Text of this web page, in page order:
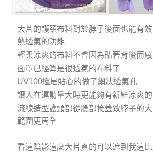
大片的護頸布料對於脖子後面也能有
熱透氣的功能
輕柔涼爽的布料不會因為貼著背後而
面罩已經算是很透氣的布料了
UV100還是貼心的做了網狀透氣孔
讓人在運動量大時更能夠有新鮮涼爽
流線造型護頸部從臉部掩蓋致脖子的
範圍更周全
看這陰影這麼大片真的可以遮到我這